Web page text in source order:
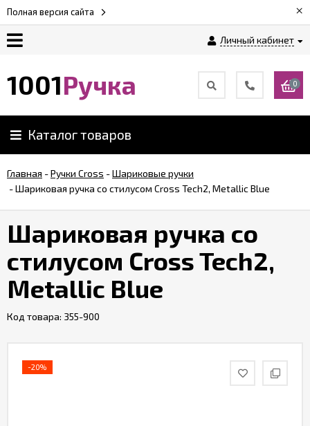
Полная версия сайта ×
Личный кабинет
Возврат
Обзоры
ручек
Контакты
1001Ручка 0
Каталог товаров
Главная -Ручки Cross -Шариковые ручки
-Шариковая ручка со стилусом Cross Tech2, Metallic Blue
Шариковая ручка со
стилусом Cross Tech2,
Metallic Blue
Код товара: 355-900
-20%